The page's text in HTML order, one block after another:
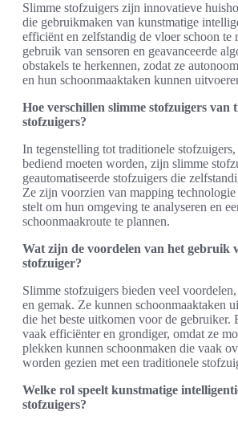
Slimme stofzuigers zijn innovatieve
die gebruikmaken van kunstmatige
efficiënt en zelfstandig de vloer schoon te
gebruik van sensoren en geavanceerde
obstakels te herkennen, zodat ze
en hun schoonmaaktaken kunnen
Hoe verschillen slimme stofzuigers van
stofzuigers?
In tegenstelling tot traditionele
bediend moeten worden, zijn slimme
geautomatiseerde stofzuigers die
Ze zijn voorzien van mapping technologie
stelt om hun omgeving te analyseren en
schoonmaakroute te plannen.
Wat zijn de voordelen van het gebruik
stofzuiger?
Slimme stofzuigers bieden veel
en gemak. Ze kunnen schoonmaaktaken
die het beste uitkomen voor de gebruiker.
vaak efficiënter en grondiger, omdat ze
plekken kunnen schoonmaken die vaak
worden gezien met een traditionele
Welke rol speelt kunstmatige
stofzuigers?